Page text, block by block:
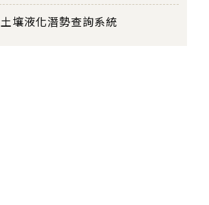
土壤液化潛勢查詢系統